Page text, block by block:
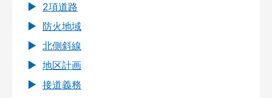
2項道路
防火地域
北側斜線
地区計画
接道義務